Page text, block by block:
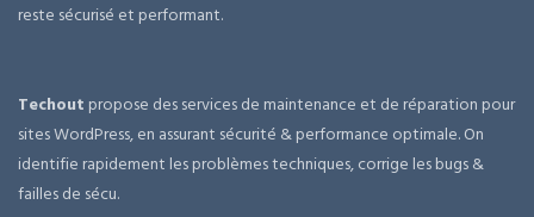
reste sécurisé et performant.
Techout propose des services de maintenance et de réparation pour
sites WordPress, en assurant sécurité & performance optimale. On
identifie rapidement les problèmes techniques, corrige les bugs &
failles de sécu.